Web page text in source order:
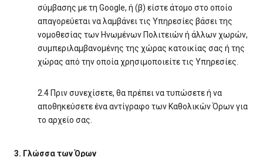
σύμβασης με τη Google, ή (β) είστε άτομο στο οποίο
απαγορεύεται να λαμβάνει τις Υπηρεσίες βάσει της
νομοθεσίας των Ηνωμένων Πολιτειών ή άλλων χωρών,
συμπεριλαμβανομένης της χώρας κατοικίας σας ή της
χώρας από την οποία χρησιμοποιείτε τις Υπηρεσίες.
2.4 Πριν συνεχίσετε, θα πρέπει να τυπώσετε ή να
αποθηκεύσετε ένα αντίγραφο των Καθολικών Όρων για
το αρχείο σας.
3. Γλώσσα των Όρων